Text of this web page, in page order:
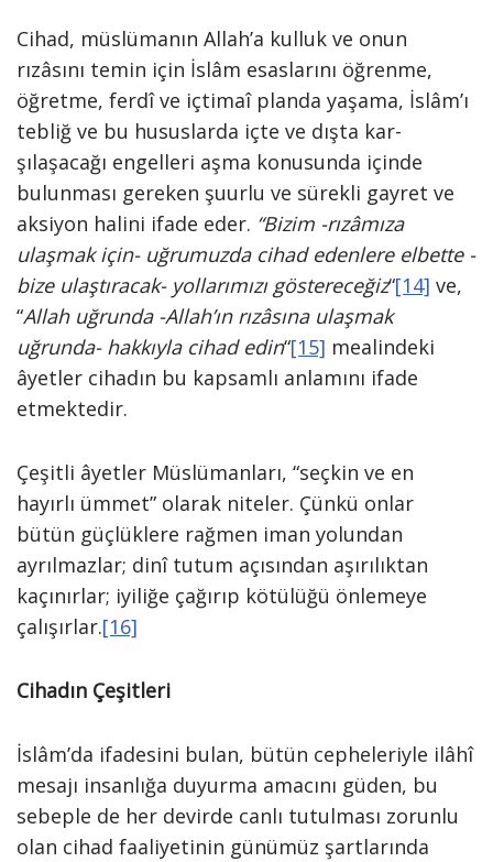
Cihad, müslümanın Allah’a kulluk ve onun
rızâsını temin için İslâm esaslarını öğrenme,
öğretme, ferdî ve içtimaî plan­da yaşama, İslâm’ı
tebliğ ve bu hususlarda içte ve dışta kar­
şılaşacağı engelleri aşma konusunda için­de
bulunması gereken şuurlu ve sürekli gayret ve
aksiyon halini ifade eder. “Bi­zim -rızâmıza
ulaşmak için- uğrumuzda cihad edenlere elbette -
bize ulaştıracak- yollarımızı göstereceğiz“[14] ve,
“Allah uğrunda -Allah’ın rızâsına ulaşmak
uğrunda- hakkıyla cihad edin“[15] mealindeki
âyetler ciha­dın bu kapsamlı anlamını ifade
etmektedir.
Çeşitli âyetler Müslümanları, “seçkin ve en
hayırlı ümmet” olarak niteler. Çünkü onlar
bütün güçlüklere rağmen iman yolundan
ayrılmazlar; dinî tutum açısın­dan aşırılıktan
kaçınırlar; iyiliğe çağırıp kötülüğü önlemeye
çalışırlar.[16]
Cihadın Çeşitleri
İslâm’da ifadesini bulan, bütün cepheleriyle ilâhî
mesajı insanlığa duyurma amacını güden, bu
sebeple de her de­virde canlı tutulması zorunlu
olan cihad faaliyetinin günümüz şartlarında